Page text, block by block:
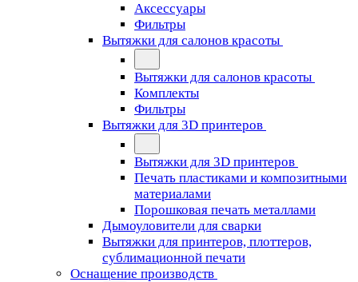
Аксессуары
Фильтры
Вытяжки для салонов красоты
Вытяжки для салонов красоты
Комплекты
Фильтры
Вытяжки для 3D принтеров
Вытяжки для 3D принтеров
Печать пластиками и композитными
материалами
Порошковая печать металлами
Дымоуловители для сварки
Вытяжки для принтеров, плоттеров,
сублимационной печати
Оснащение производств